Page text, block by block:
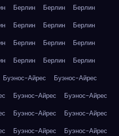
Берлин Берлин
Берлин
Берлин Берлин
Берлин
Берлин Берлин
Берлин
Берлин Берлин
Берлин
Буэнос-Айрес
Буэнос-Айрес
Буэнос-Айрес
Буэнос-Айрес
Буэнос-Айрес
Буэнос-Айрес
Буэнос-Айрес
Буэнос-Айрес